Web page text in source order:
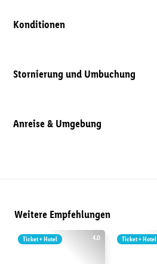
Konditionen
Stornierung und Umbuchung
Anreise & Umgebung
Weitere Empfehlungen
4.0
Ticket + Hotel Ticket + Hotel